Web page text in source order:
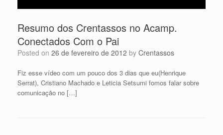
Resumo dos Crentassos no Acamp.
Conectados Com o Pai
Posted on 26 de fevereiro de 2012 by Crentassos
Fiz esse vídeo com um pouco dos 3 dias que eu(Henrique
Serrat), Cristiano Machado e Leticia Setsumi fomos falar sobre
comunicação no […]